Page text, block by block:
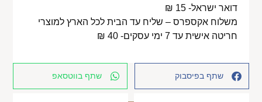
דואר ישראל- 15 ₪
משלוח אקספרס – שליח עד הבית לכל הארץ למוצרי
חריטה אישית עד 7 ימי עסקים- 40 ₪
שתף בפיסבוק שתף בווטסאפ